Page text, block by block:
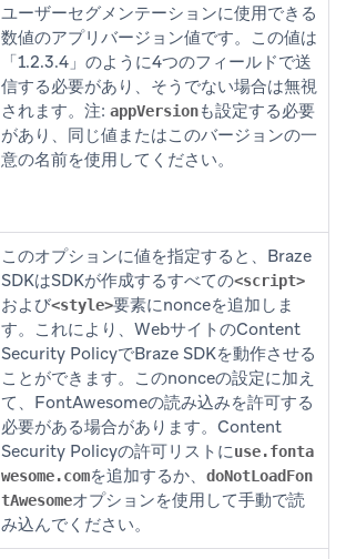
ユーザーセグメンテーションに使用できる
数値のアプリバージョン値です。この値は
「1.2.3.4」のように4つのフィールドで送
信する必要があり、そうでない場合は無視
されます。注: appVersionも設定する必要
があり、同じ値またはこのバージョンの一
意の名前を使用してください。
このオプションに値を指定すると、Braze
SDKはSDKが作成するすべての<script>
および<style>要素にnonceを追加しま
す。これにより、WebサイトのContent
Security PolicyでBraze SDKを動作させる
ことができます。このnonceの設定に加え
て、FontAwesomeの読み込みを許可する
必要がある場合があります。Content
Security Policyの許可リストにuse.fonta
wesome.comを追加するか、
doNotLoadFon
tAwesomeオプションを使用して手動で読
み込んでください。